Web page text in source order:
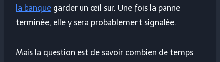
la banque garder un œil sur. Une fois la panne
terminée, elle y sera probablement signalée.
Mais la question est de savoir combien de temps